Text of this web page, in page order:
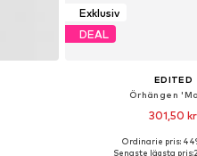
Exklusiv
DEAL
EDITED
Örhängen
301,50 kr
Tillgängliga
Ordinarie pris:
Senaste lägsta pris: